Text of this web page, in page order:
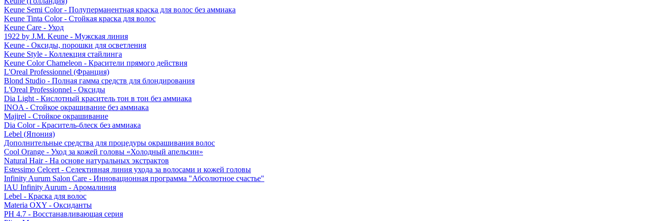
Keune Semi Color - Полуперманентная краска для волос без аммиака
Keune Tinta Color - Стойкая краска для волос
Keune Care - Уход
1922 by J.M. Keune - Мужская линия
Keune - Оксиды, порошки для осветления
Keune Style - Коллекция стайлинга
Keune Color Chameleon - Красители прямого действия
L'Oreal Professionnel (Франция)
Blond Studio - Полная гамма средств для блондирования
L'Oreal Professionnel - Оксиды
Dia Light - Кислотный краситель тон в тон без аммиака
INOA - Стойкое окрашивание без аммиака
Majirel - Стойкое окрашивание
Dia Color - Краситель-блеск без аммиака
Lebel (Япония)
Дополнительные средства для процедуры окрашивания волос
Cool Orange - Уход за кожей головы «Холодный апельсин»
Natural Hair - На основе натуральных экстрактов
Estessimo Celcert - Селективная линия ухода за волосами и кожей головы
Infinity Aurum Salon Care - Инновационная программа "Абсолютное счастье"
IAU Infinity Aurum - Аромалиния
Lebel - Краска для волос
Materia OXY - Оксиданты
PH 4.7 - Восстанавливающая серия